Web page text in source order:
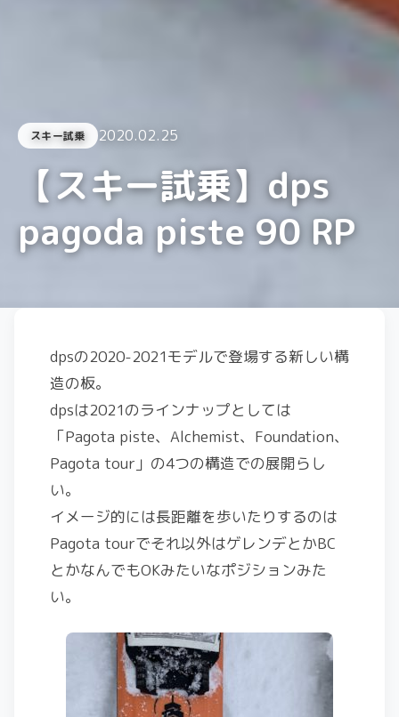
スキー試乗 2020.02.25
【スキー試乗】dps
pagoda piste 90 RP
dpsの2020-2021モデルで登場する新しい構
造の板。
dpsは2021のラインナップとしては
「Pagota piste、Alchemist、Foundation、
Pagota tour」の4つの構造での展開らし
い。
イメージ的には長距離を歩いたりするのは
Pagota tourでそれ以外はゲレンデとかBC
とかなんでもOKみたいなポジションみた
い。